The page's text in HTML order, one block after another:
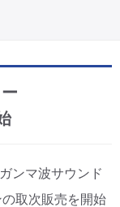
ンマ波サウンド
取次販売を開始